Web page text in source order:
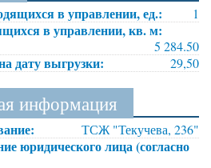
в управлении, ед.: 1
в управлении, кв. м:
5 284.50
дату выгрузки: 29,50
информация
ТСЖ "Текучева, 236"
юридического лица (согласно